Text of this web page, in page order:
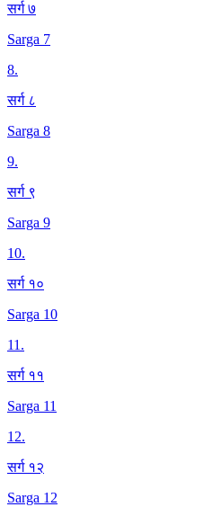
सर्ग ७
Sarga 7
8.
सर्ग ८
Sarga 8
9.
सर्ग ९
Sarga 9
10.
सर्ग १०
Sarga 10
11.
सर्ग ११
Sarga 11
12.
सर्ग १२
Sarga 12